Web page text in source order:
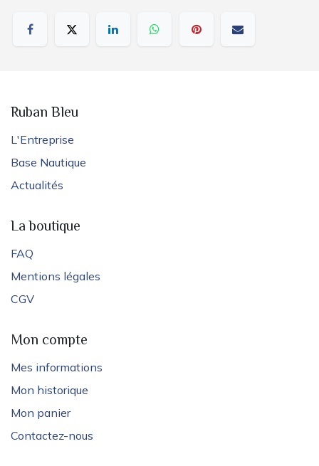
Ruban Bleu
L'Entreprise
Base Nautique
Actualités
La boutique
FAQ
Mentions légales
CGV
Mon compte
Mes informations
Mon historique
Mon panier
Contactez-nous